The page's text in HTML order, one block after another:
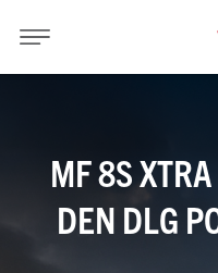
MF 8S
DEN DLG